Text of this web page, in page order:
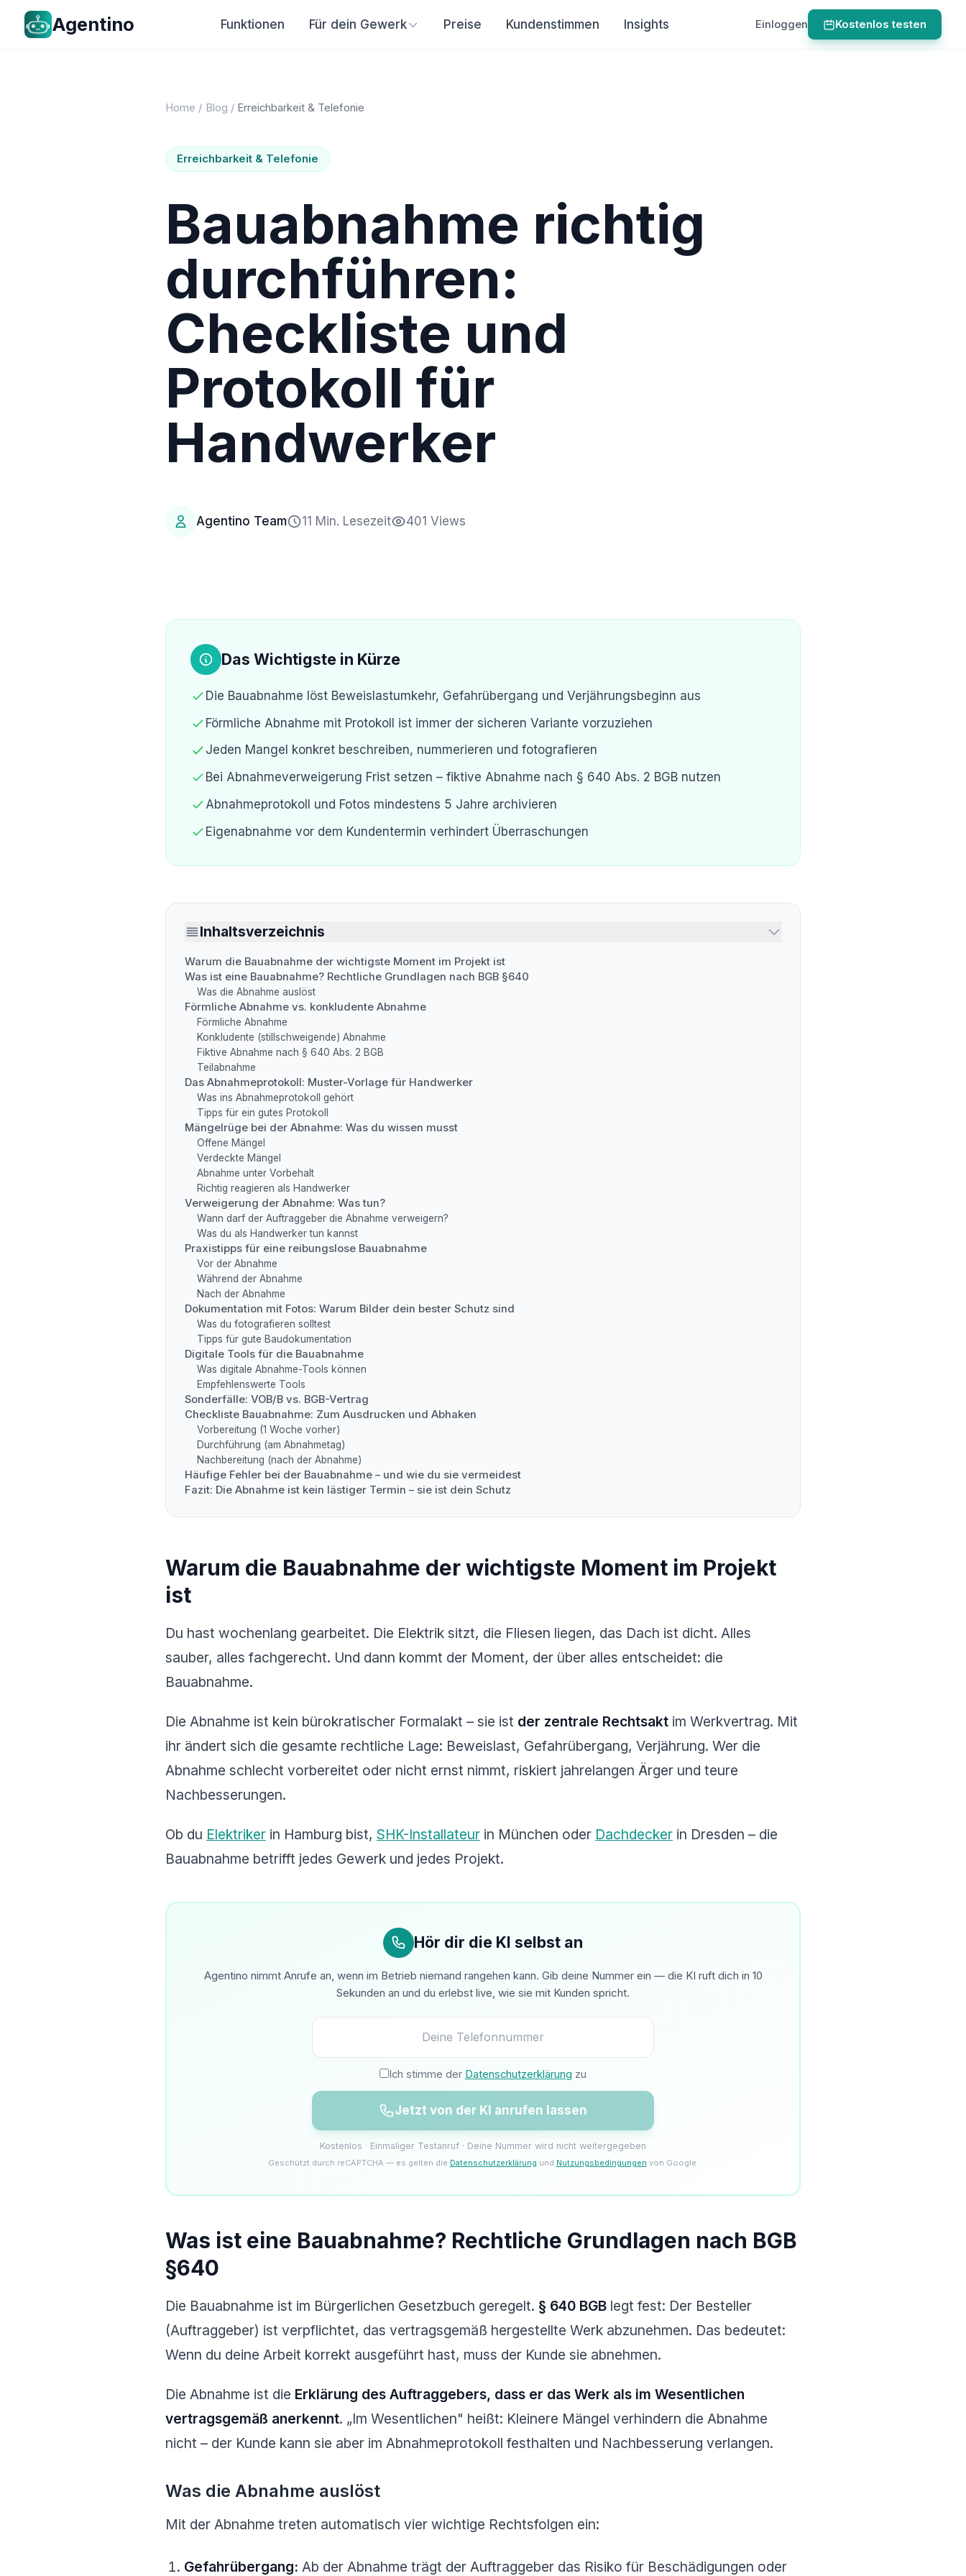
Agentino Funktionen Für dein Gewerk Preise Kundenstimmen Insights Einloggen Kostenlos testen
Home / Blog / Erreichbarkeit & Telefonie
Erreichbarkeit & Telefonie
Bauabnahme richtig
durchführen:
Checkliste und
Protokoll für
Handwerker
Agentino Team 11 Min. Lesezeit 401 Views
Das Wichtigste in Kürze
Die Bauabnahme löst Beweislastumkehr, Gefahrübergang und Verjährungsbeginn aus
Förmliche Abnahme mit Protokoll ist immer der sicheren Variante vorzuziehen
Jeden Mangel konkret beschreiben, nummerieren und fotografieren
Bei Abnahmeverweigerung Frist setzen – fiktive Abnahme nach § 640 Abs. 2 BGB nutzen
Abnahmeprotokoll und Fotos mindestens 5 Jahre archivieren
Eigenabnahme vor dem Kundentermin verhindert Überraschungen
Inhaltsverzeichnis
Warum die Bauabnahme der wichtigste Moment im Projekt ist
Was ist eine Bauabnahme? Rechtliche Grundlagen nach BGB §640
Was die Abnahme auslöst
Förmliche Abnahme vs. konkludente Abnahme
Förmliche Abnahme
Konkludente (stillschweigende) Abnahme
Fiktive Abnahme nach § 640 Abs. 2 BGB
Teilabnahme
Das Abnahmeprotokoll: Muster-Vorlage für Handwerker
Was ins Abnahmeprotokoll gehört
Tipps für ein gutes Protokoll
Mängelrüge bei der Abnahme: Was du wissen musst
Offene Mängel
Verdeckte Mängel
Abnahme unter Vorbehalt
Richtig reagieren als Handwerker
Verweigerung der Abnahme: Was tun?
Wann darf der Auftraggeber die Abnahme verweigern?
Was du als Handwerker tun kannst
Praxistipps für eine reibungslose Bauabnahme
Vor der Abnahme
Während der Abnahme
Nach der Abnahme
Dokumentation mit Fotos: Warum Bilder dein bester Schutz sind
Was du fotografieren solltest
Tipps für gute Baudokumentation
Digitale Tools für die Bauabnahme
Was digitale Abnahme-Tools können
Empfehlenswerte Tools
Sonderfälle: VOB/B vs. BGB-Vertrag
Checkliste Bauabnahme: Zum Ausdrucken und Abhaken
Vorbereitung (1 Woche vorher)
Durchführung (am Abnahmetag)
Nachbereitung (nach der Abnahme)
Häufige Fehler bei der Bauabnahme – und wie du sie vermeidest
Fazit: Die Abnahme ist kein lästiger Termin – sie ist dein Schutz
Warum die Bauabnahme der wichtigste Moment im Projekt
ist
Du hast wochenlang gearbeitet. Die Elektrik sitzt, die Fliesen liegen, das Dach ist dicht. Alles
sauber, alles fachgerecht. Und dann kommt der Moment, der über alles entscheidet: die
Bauabnahme.
Die Abnahme ist kein bürokratischer Formalakt – sie ist der zentrale Rechtsakt im Werkvertrag. Mit
ihr ändert sich die gesamte rechtliche Lage: Beweislast, Gefahrübergang, Verjährung. Wer die
Abnahme schlecht vorbereitet oder nicht ernst nimmt, riskiert jahrelangen Ärger und teure
Nachbesserungen.
Ob du Elektriker in Hamburg bist, SHK-Installateur in München oder Dachdecker in Dresden – die
Bauabnahme betrifft jedes Gewerk und jedes Projekt.
Hör dir die KI selbst an
Agentino nimmt Anrufe an, wenn im Betrieb niemand rangehen kann. Gib deine Nummer ein — die KI ruft dich in 10
Sekunden an und du erlebst live, wie sie mit Kunden spricht.
Ich stimme der Datenschutzerklärung zu
Jetzt von der KI anrufen lassen
Kostenlos · Einmaliger Testanruf · Deine Nummer wird nicht weitergegeben
Geschützt durch reCAPTCHA — es gelten die Datenschutzerklärung und Nutzungsbedingungen von Google.
Was ist eine Bauabnahme? Rechtliche Grundlagen nach BGB
§640
Die Bauabnahme ist im Bürgerlichen Gesetzbuch geregelt. § 640 BGB legt fest: Der Besteller
(Auftraggeber) ist verpflichtet, das vertragsgemäß hergestellte Werk abzunehmen. Das bedeutet:
Wenn du deine Arbeit korrekt ausgeführt hast, muss der Kunde sie abnehmen.
Die Abnahme ist die Erklärung des Auftraggebers, dass er das Werk als im Wesentlichen
vertragsgemäß anerkennt. „Im Wesentlichen" heißt: Kleinere Mängel verhindern die Abnahme
nicht – der Kunde kann sie aber im Abnahmeprotokoll festhalten und Nachbesserung verlangen.
Was die Abnahme auslöst
Mit der Abnahme treten automatisch vier wichtige Rechtsfolgen ein:
Gefahrübergang: Ab der Abnahme trägt der Auftraggeber das Risiko für Beschädigungen oder